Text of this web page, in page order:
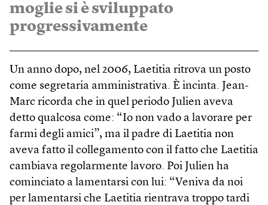
moglie si è sviluppato
progressivamente
Un anno dopo, nel 2006, Laetitia ritrova un posto
come segretaria amministrativa. È incinta. Jean-
Marc ricorda che in quel periodo Julien aveva
detto qualcosa come: “Io non vado a lavorare per
farmi degli amici”, ma il padre di Laetitia non
aveva fatto il collegamento con il fatto che Laetitia
cambiava regolarmente lavoro. Poi Julien ha
cominciato a lamentarsi con lui: “Veniva da noi
per lamentarsi che Laetitia rientrava troppo tardi